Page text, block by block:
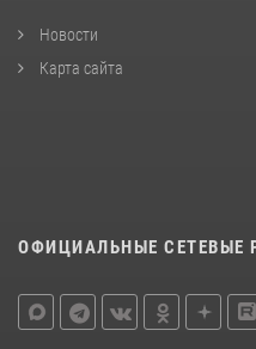
Новости
Карта сайта
ОФИЦИАЛЬНЫЕ СЕТЕВЫЕ